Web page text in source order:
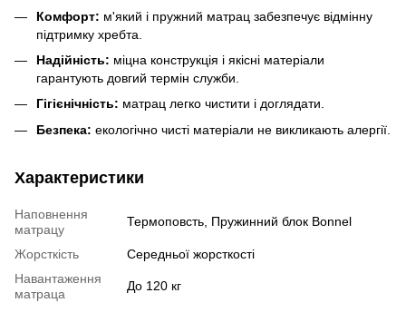
Комфорт: м'який і пружний матрац забезпечує відмінну
підтримку хребта.
Надійність: міцна конструкція і якісні матеріали
гарантують довгий термін служби.
Гігієнічність: матрац легко чистити і доглядати.
Безпека: екологічно чисті матеріали не викликають алергії.
Характеристики
Наповнення
матрацу
Термоповсть, Пружинний блок Bonnel
Жорсткість
Середньої жорсткості
Навантаження
матраца
До 120 кг